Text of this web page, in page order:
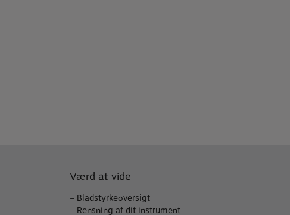
Værd at vide
– Bladstyrkeoversigt
– Rensning af dit instrument